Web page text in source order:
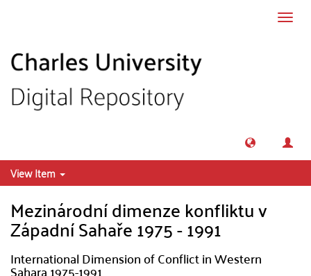
View Item
Mezinárodní dimenze konfliktu v
Západní Sahaře 1975 - 1991
International Dimension of Conflict in Western